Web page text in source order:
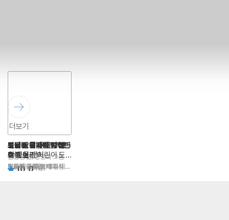
똥깨비 도니와 반짝반
짝 마을 잔치
이현아 글/핸짱 그림
이다의 날마다 자연관
찰
이다 글그림
보리 국어사전 (2025
년 최신판)
윤구병 감수/토박이 사전
조조는 특별한 걸 볼
수 있어
정민지 글/김연제 그림
랑랑별 때때롱
권정생 글/정승희 그림
10.0 (4)
식물 도감 : 세밀화로
그린 보리 어린이 도
감
전의식 외 글/이태수 외
그날 밤 계란말이 버
스
김규정 글그림
민키의 낙서 세상 놀
이북
민키 글그림
더보기